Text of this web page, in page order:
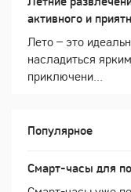
активного и
Лето – это
насладиться
приключени...
Популярное
Смарт-часы для